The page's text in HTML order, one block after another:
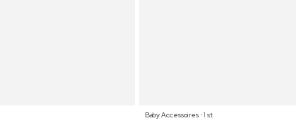
Baby Accessoires ⋅ 1 st